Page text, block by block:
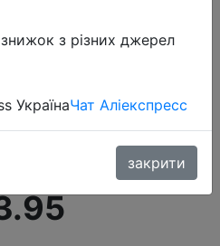
одежда с
вешалки с
з різних джерел
УкраїнаЧат Аліекспресс
закрити